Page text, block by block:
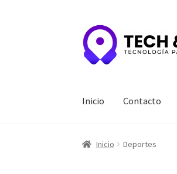
Ir
a
la
Ir
al
contenido
Inicio Contacto
Inicio Contacto
Inicio Deportes